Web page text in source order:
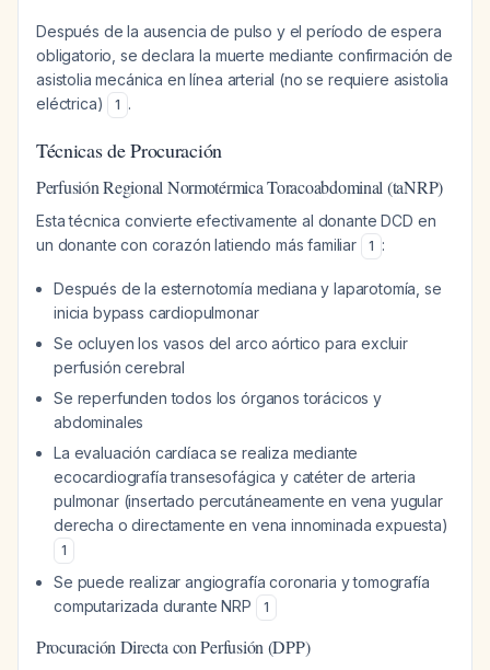
Después de la ausencia de pulso y el período de espera
obligatorio, se declara la muerte mediante confirmación de
asistolia mecánica en línea arterial (no se requiere asistolia
eléctrica)
1 .
Técnicas de Procuración
Perfusión Regional Normotérmica Toracoabdominal (taNRP)
Esta técnica convierte efectivamente al donante DCD en
un donante con corazón latiendo más familiar
1 :
Después de la esternotomía mediana y laparotomía, se
inicia bypass cardiopulmonar
Se ocluyen los vasos del arco aórtico para excluir
perfusión cerebral
Se reperfunden todos los órganos torácicos y
abdominales
La evaluación cardíaca se realiza mediante
ecocardiografía transesofágica y catéter de arteria
pulmonar (insertado percutáneamente en vena yugular
derecha o directamente en vena innominada expuesta)
1
Se puede realizar angiografía coronaria y tomografía
computarizada durante NRP
1
Procuración Directa con Perfusión (DPP)